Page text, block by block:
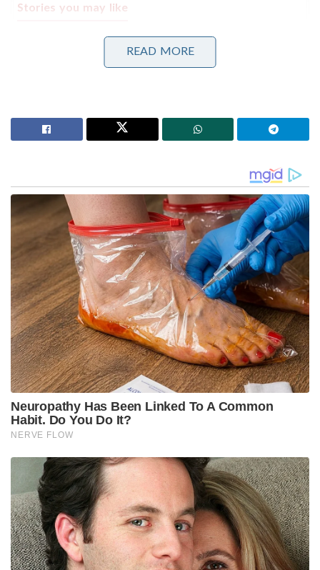
Stories you may like
കോമൺവെൽത്ത് ഗെയിംസ് പതാക ഏറ്റുവാങ്ങി
ഗുജറാത്ത് മുഖ്യമന്ത്രി; 2030ൽ അഹമ്മദാബാദ്
പരിശീലകനായി നിലവിൽ പ്രവർത്തിക്കുന്ന ഫ്ലെമിങ്
മടങ്ങിയെത്തിയ ശേഷം സി.എസ്.കെ കഴിഞ്ഞ
സീസണിലെ പ്രകടനത്തെക്കുറിച്ച് വിശദമായ
അവലോകനം നടത്തും.ഇതിനിടയിൽ, പേസ് ബോളർ
ഖലീൽ അഹമ്മദിനെ ഡൽഹി ക്യാപിറ്റൽസിന്
കൈമാറി അവിടെ നിന്ന് ഡേവിഡ് മില്ലറെ
സ്വന്തമാക്കിയുള്ള ‘സ്വാപ്പ് ട്രേഡിന്’ ചെന്നൈയ്ക്ക്
താല്പര്യമുണ്ടെന്നവാർത്തകൾ വരുന്നുണ്ട്. എന്നാൽ
ഹാർദിക് പാണ്ഡ്യയെ ടീമിലെത്തിക്കാൻ സി.എസ്.കെ
യാതൊരു ശ്രമവും നടത്തിയിട്ടില്ല.
ഐപിഎൽ 2027 സീസണിന് മുന്നോടിയായുള്ള ആദ്യ
വമ്പൻ ട്രേഡിങ് നീക്കങ്ങൾ അണിയറയിൽ
സജീവമായിക്കഴിഞ്ഞു. ലഖ്‌നൗ സൂപ്പർ ജയന്റ്സിൽ
നിന്നും വിക്കറ്റ് കീപ്പർ ബാറ്റർ ഋഷഭ് പന്ത് തന്റെ പഴയ
ഒരുങ്ങുന്നതായാണ് വിവരം. പകരം സ്പിന്നർ കുൽദീപ്
യാദവ് ലഖ്‌നൗവിലേക്ക് ചേക്കേറും. 2025-ലെ മെഗാ
ലേലത്തിൽ ഡെൽഹി ക്യാപിറ്റൽസ് റിലീസ് ചെയ്ത
പന്തിനെ, 27 കോടി രൂപയ്ക്കാണ് ലഖ്‌നൗ
സ്വന്തമാക്കിയത്. ഐപിഎൽ ചരിത്രത്തിലെ തന്നെ
ഏറ്റവും വിലയേറിയ തുകയായിരുന്നു ഇത്. എന്നാൽ
READ MORE